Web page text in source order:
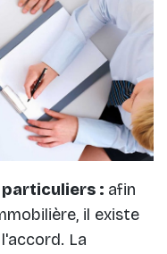
: afin
il existe
La